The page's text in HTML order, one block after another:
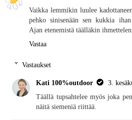
Vaikka lemmikin luulee
pehko sinisenään sen kukkia
Ajan etenemistä täälläkin
Vastaa
Vastaukset
Kati 100%outdoor
3.
Täällä tupsahtelee myös joka
näitä siemeniä riittää.